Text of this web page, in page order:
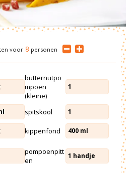
voor 8 personen
butternutpo
mpoen
(kleine)
1
spitskool 1
kippenfond 400 ml
pompoenpitt
en
1 handje